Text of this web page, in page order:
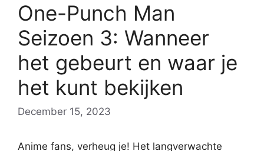
One-Punch Man
Seizoen 3: Wanneer
het gebeurt en waar je
het kunt bekijken
December 15, 2023
Anime fans, verheug je! Het langverwachte